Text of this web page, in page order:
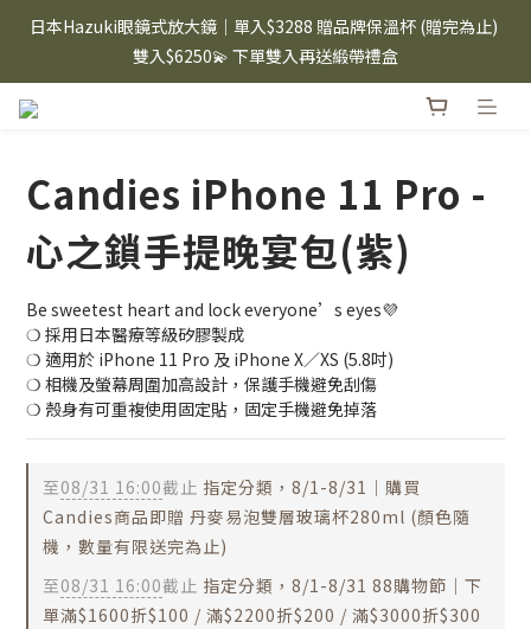
⸜ 8/1-8/31 ⸝  88購物節｜下單滿$1600折$100 / 滿$2200折$200 /
滿$3000折$300 (排除Hazuki及EspressoTokyo)
日本Hazuki眼鏡式放大鏡｜單入$3288 贈品牌保溫杯 (贈完為止)
雙入$6250💫 下單雙入再送緞帶禮盒
Candies 手機殼 $299起🤳🏻下單即贈 限量造型鑰匙圈(款式隨機)
⸜ 8/1-8/31 ⸝  88購物節｜下單滿$1600折$100 / 滿$2200折$200 /
Candies iPhone 11 Pro -
心之鎖手提晚宴包(紫)
Be sweetest heart and lock everyone’s eyes💜
❍ 採用日本醫療等級矽膠製成
❍ 適用於 iPhone 11 Pro 及 iPhone X／XS (5.8吋)
❍ 相機及螢幕周圍加高設計，保護手機避免刮傷
❍ 殼身有可重複使用固定貼，固定手機避免掉落
至08/31 16:00截止 指定分類，8/1-8/31｜購買
Candies商品即贈 丹麥易泡雙層玻璃杯280ml (顏色隨
機，數量有限送完為止)
至08/31 16:00截止 指定分類，8/1-8/31 88購物節｜下
單滿$1600折$100 / 滿$2200折$200 / 滿$3000折$300